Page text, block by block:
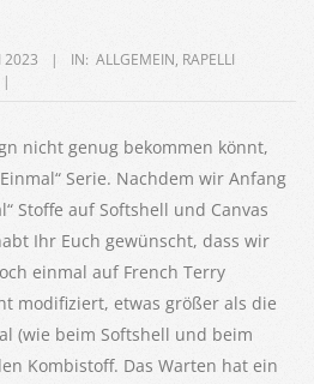
2023 IN: ALLGEMEIN, RAPELLI
nicht genug bekommen könnt,
Serie. Nachdem wir Anfang
Stoffe auf Softshell und Canvas
Ihr Euch gewünscht, dass wir
einmal auf French Terry
modifiziert, etwas größer als die
(wie beim Softshell und beim
Kombistoff. Das Warten hat ein